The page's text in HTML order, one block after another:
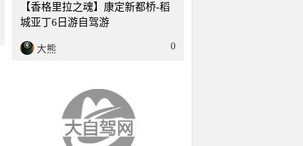
【香格里拉之魂】康定新都桥-稻
城亚丁6日游自驾游
大熊 0